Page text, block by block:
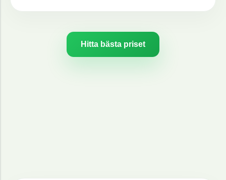
Hitta bästa priset